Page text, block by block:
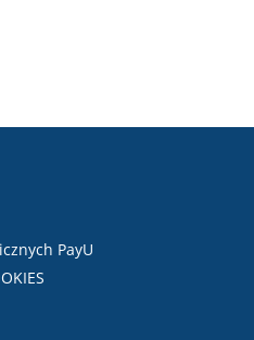
PayU